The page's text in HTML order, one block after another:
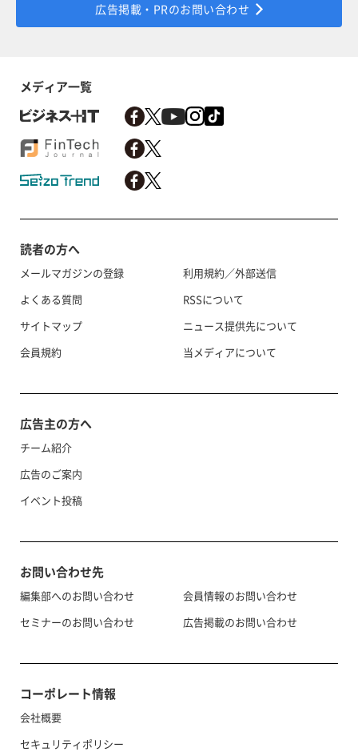
広告掲載・PRのお問い合わせ
メディア一覧
読者の方へ
メールマガジンの登録
よくある質問
サイトマップ
会員規約
利用規約／外部送信
RSSについて
ニュース提供先について
当メディアについて
広告主の方へ
チーム紹介
広告のご案内
イベント投稿
お問い合わせ先
編集部へのお問い合わせ
セミナーのお問い合わせ
会員情報のお問い合わせ
広告掲載のお問い合わせ
コーポレート情報
会社概要
セキュリティポリシー